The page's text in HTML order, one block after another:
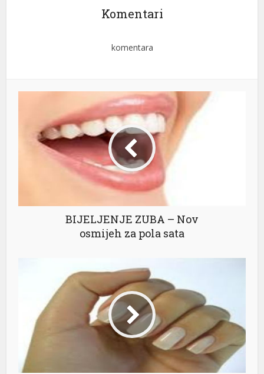
Komentari
komentara
BIJELJENJE ZUBA – Nov
osmijeh za pola sata